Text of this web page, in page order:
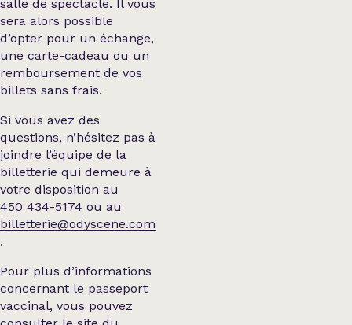
salle de spectacle. Il vous
sera alors possible
d’opter pour un échange,
une carte-cadeau ou un
remboursement de vos
billets sans frais.
Si vous avez des
questions, n’hésitez pas à
joindre l’équipe de la
billetterie qui demeure à
votre disposition au
450 434-5174 ou au
billetterie@odyscene.com
.
Pour plus d’informations
concernant le passeport
vaccinal, vous pouvez